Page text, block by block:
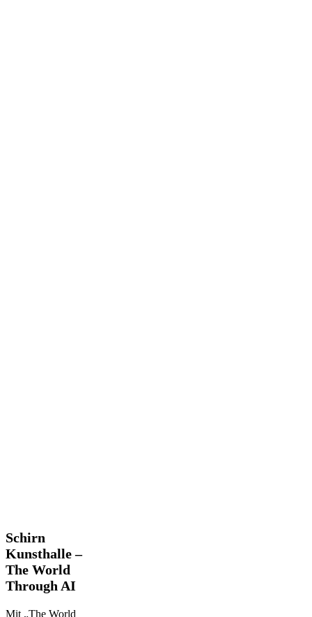
Schirn
Kunsthalle
–
The
World
AI
Schirn
Kunsthalle –
The World
Through AI
Mit „The World